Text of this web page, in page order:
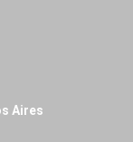
Aires